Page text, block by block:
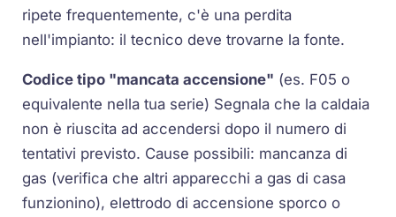
ripete frequentemente, c'è una perdita
nell'impianto: il tecnico deve trovarne la fonte.
Codice tipo "mancata accensione" (es. F05 o
equivalente nella tua serie) Segnala che la caldaia
non è riuscita ad accendersi dopo il numero di
tentativi previsto. Cause possibili: mancanza di
gas (verifica che altri apparecchi a gas di casa
funzionino), elettrodo di accensione sporco o